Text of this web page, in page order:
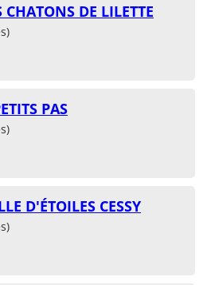
DE LILETTE
PAS
D'ÉTOILES CESSY